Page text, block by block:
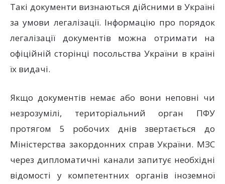
Такі документи визнаються дійсними в Україні
за умови легалізації. Інформацію про порядок
легалізації документів можна отримати на
офіційній сторінці посольства України в країні
їх видачі.
Якщо документів немає або вони неповні чи
незрозумілі, територіальний орган ПФУ
протягом 5 робочих днів звертається до
Міністерства закордонних справ України. МЗС
через дипломатичні канали запитує необхідні
відомості у компетентних органів іноземної